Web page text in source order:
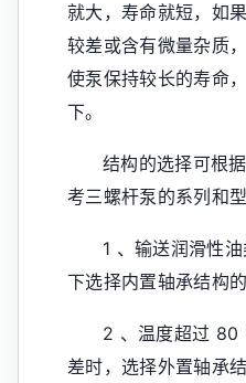
就大，寿命就短，如
较差或含有微量杂质
使泵保持较长的寿命
下。
结构的选择可根
考三螺杆泵的系列和
1 、输送润滑性
下选择内置轴承结构
2 、温度超过 80
差时，选择外置轴承